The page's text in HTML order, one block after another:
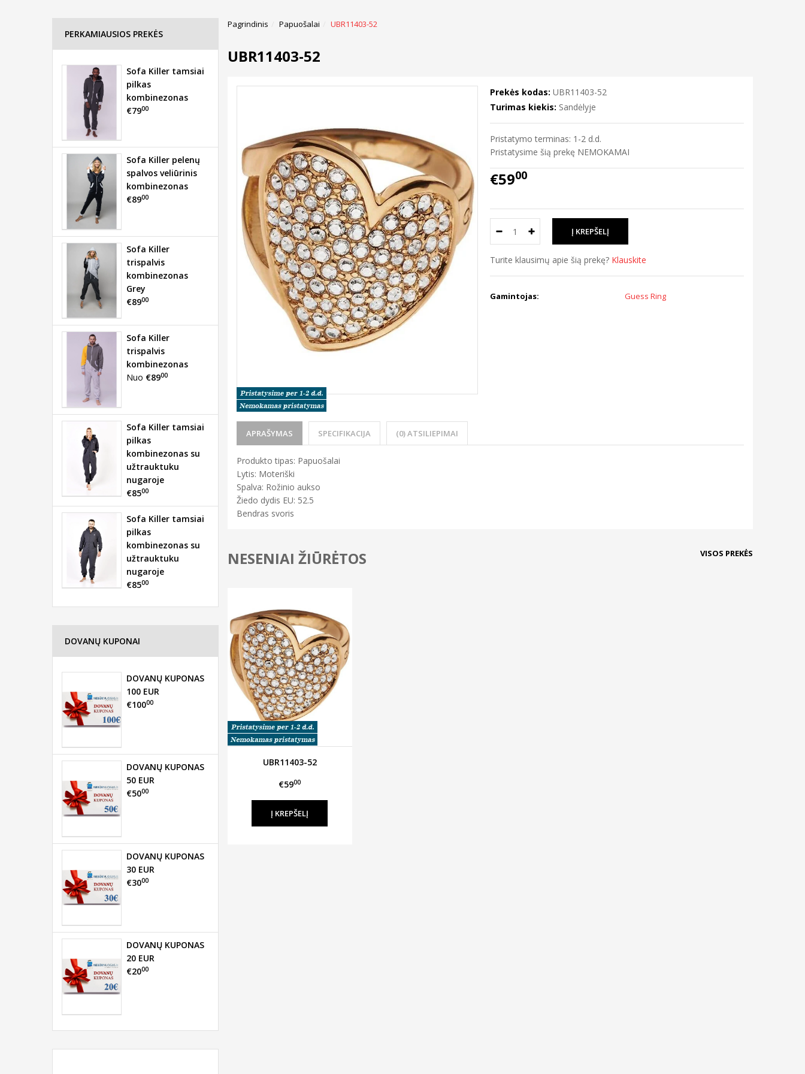
Pagrindinis Papuošalai UBR11403-52
UBR11403-52
Prekės kodas: UBR11403-52
Turimas kiekis: Sandėlyje
Pristatymo terminas: 1-2 d.d.
Pristatysime šią prekę NEMOKAMAI
€5900
Turite klausimų apie šią prekę? Klauskite
Gamintojas: Guess Ring
APRAŠYMAS SPECIFIKACIJA (0) ATSILIEPIMAI
Produkto tipas: Papuošalai
Lytis: Moteriški
Spalva: Rožinio aukso
Žiedo dydis EU: 52.5
Bendras svoris
NESENIAI ŽIŪRĖTOS VISOS PREKĖS
UBR11403-52
€5900
PERKAMIAUSIOS PREKĖS
Sofa Killer tamsiai
pilkas
kombinezonas
€7900
Sofa Killer pelenų
spalvos veliūrinis
kombinezonas
€8900
Sofa Killer
trispalvis
kombinezonas
Grey
€8900
Sofa Killer
trispalvis
kombinezonas
Nuo €8900
Sofa Killer tamsiai
pilkas
kombinezonas su
užtrauktuku
nugaroje
€8500
Sofa Killer tamsiai
pilkas
kombinezonas su
užtrauktuku
nugaroje
€8500
DOVANŲ KUPONAI
DOVANŲ KUPONAS
100 EUR
€10000
DOVANŲ KUPONAS
50 EUR
€5000
DOVANŲ KUPONAS
30 EUR
€3000
DOVANŲ KUPONAS
20 EUR
€2000